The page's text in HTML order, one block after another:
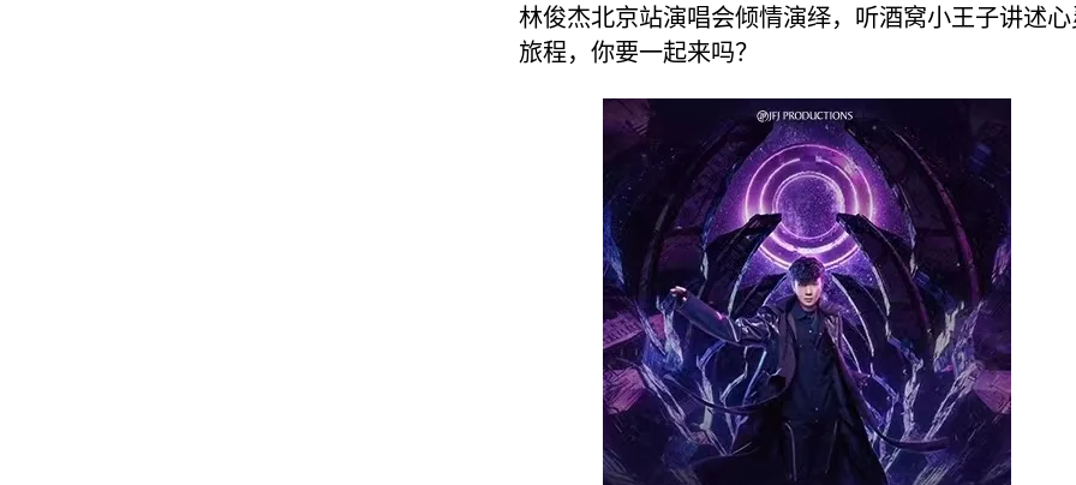
林俊杰北京站演唱会倾情演绎，听酒窝小王子讲述
旅程，你要一起来吗？